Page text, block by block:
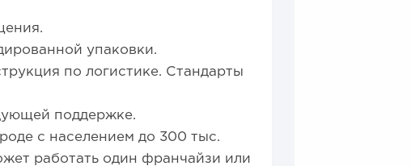
упаковки.
по логистике. Стандарты
поддержке.
с населением до 300 тыс.
работать один франчайзи или